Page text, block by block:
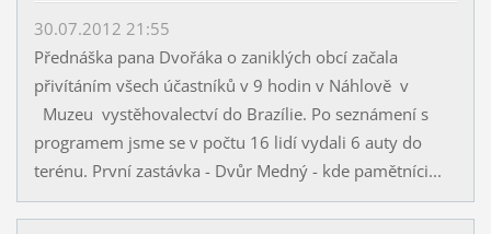
30.07.2012 21:55
Přednáška pana Dvořáka o zaniklých obcí začala
přivítáním všech účastníků v 9 hodin v Náhlově v
Muzeu vystěhovalectví do Brazílie. Po seznámení s
programem jsme se v počtu 16 lidí vydali 6 auty do
terénu. První zastávka - Dvůr Medný - kde pamětníci...